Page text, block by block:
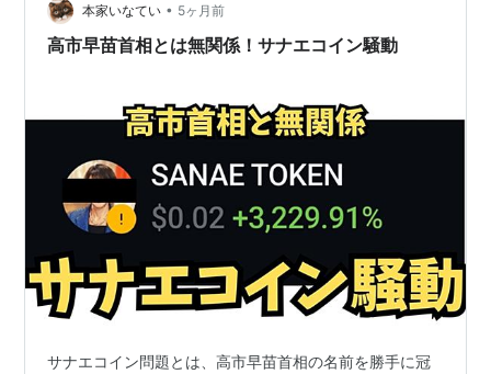
本家いなてい • 5ヶ月前
高市早苗首相とは無関係！サナエコイン騒動
サナエコイン問題とは、高市早苗首相の名前を勝手に冠